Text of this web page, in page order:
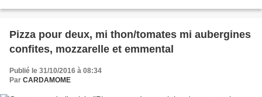
Pizza pour deux, mi thon/tomates mi aubergines
confites, mozzarelle et emmental
Publié le 31/10/2016 à 08:34
Par CARDAMOME